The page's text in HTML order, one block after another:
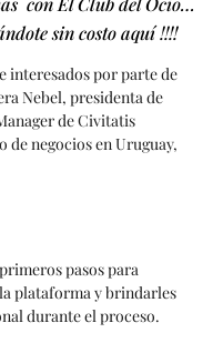
sin costo aquí !!!!
interesados por parte de
Nebel, presidenta de
de Civitatis
de negocios en Uruguay,
pasos para
plataforma y brindarles
durante el proceso.